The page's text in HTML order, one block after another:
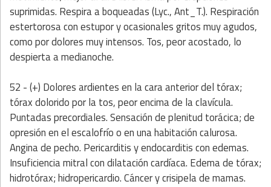
suprimidas. Respira a boqueadas (Lyc., Ant_T.). Respiración
estertorosa con estupor y ocasionales gritos muy agudos,
como por dolores muy intensos. Tos, peor acostado, lo
despierta a medianoche.
52 - (+) Dolores ardientes en la cara anterior del tórax;
tórax dolorido por la tos, peor encima de la clavícula.
Puntadas precordiales. Sensación de plenitud torácica; de
opresión en el escalofrío o en una habitación calurosa.
Angina de pecho. Pericarditis y endocarditis con edemas.
Insuficiencia mitral con dilatación cardíaca. Edema de tórax;
hidrotórax; hidropericardio. Cáncer y crisipela de mamas.